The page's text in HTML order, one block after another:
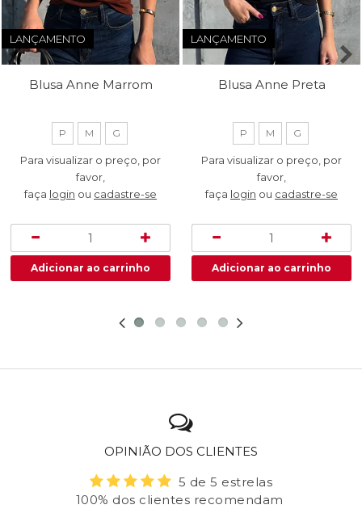
LANÇAMENTO
Blusa Anne Marrom
P M G
Para visualizar o preço, por
favor,
faça login ou cadastre-se
LANÇAMENTO
Blusa Anne Preta
P M G
Para visualizar o preço, por
favor,
faça login ou cadastre-se
OPINIÃO DOS CLIENTES
5 de 5 estrelas
100% dos clientes recomendam